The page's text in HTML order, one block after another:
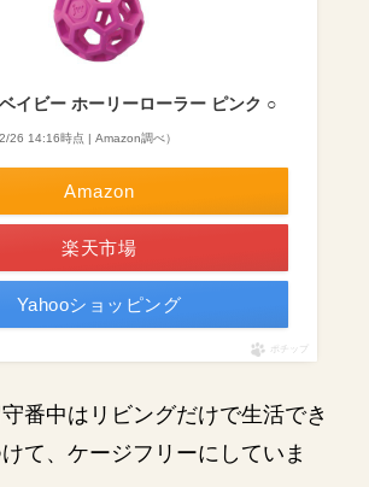
イビー ホーリーローラー ピンク ○
26 14:16時点 | Amazon調べ）
Amazon
楽天市場
Yahooショッピング
ポチップ
番中はリビングだけで生活でき
て、ケージフリーにしていま